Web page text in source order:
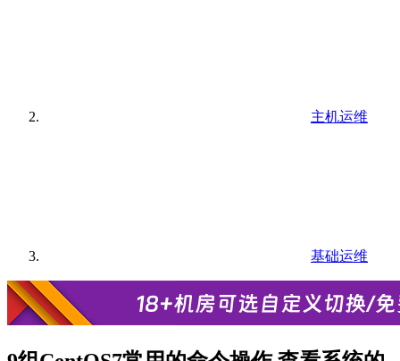
主机运维
基础运维